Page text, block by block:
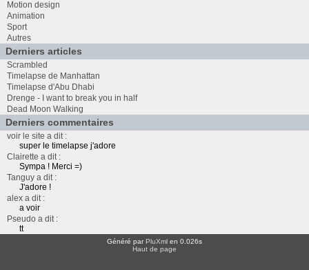
Motion design
Animation
Sport
Autres
Derniers articles
Scrambled
Timelapse de Manhattan
Timelapse d'Abu Dhabi
Drenge - I want to break you in half
Dead Moon Walking
Derniers commentaires
voir le site a dit :
super le timelapse j'adore
Clairette a dit :
Sympa ! Merci =)
Tanguy a dit :
J'adore !
alex a dit :
a voir
Pseudo a dit :
tt
Généré parPluXml en 0.026s
Haut de page